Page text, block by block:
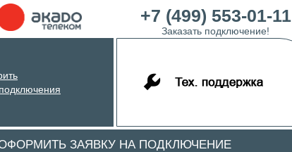
+7 (499) 553-01-11
Заказать подключение!
ЗАЯВКУ НА ПОДКЛЮЧЕНИЕ